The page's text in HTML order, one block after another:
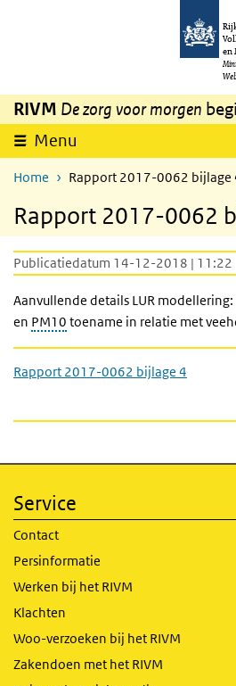
Overslaan en naar de inhoud gaan
en
RIVM De zorg voor morgen
Menu
Home Rapport 2017-0062 bijlage
Rapport 2017-0062
Publicatiedatum 14-12-2018 | 11:22
Aanvullende details LUR
en PM10 toename in relatie met
Rapport 2017-0062 bijlage 4
Service
Contact
Persinformatie
Werken bij het RIVM
Klachten
Woo-verzoeken bij het RIVM
Zakendoen met het RIVM